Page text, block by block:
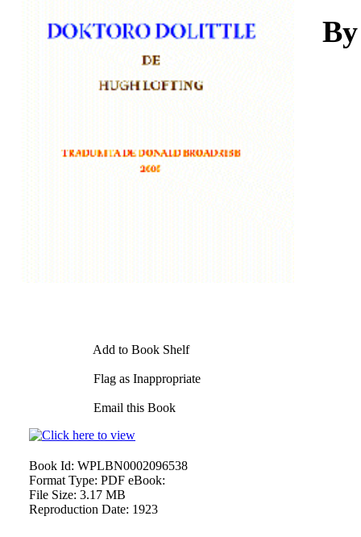
Add to Book Shelf
Flag as Inappropriate
Email this Book
Book Id: WPLBN0002096538
Format Type: PDF eBook:
File Size: 3.17 MB
Reproduction Date: 1923